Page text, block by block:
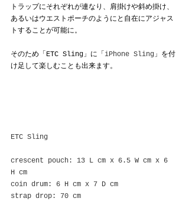
トラップにそれぞれが連なり、肩掛けや斜め掛け、
あるいはウエストポーチのようにと自在にアジャス
トすることが可能に。
そのため「ETC Sling」に「 iPhone Sling」を付
け足して楽しむことも出来ます。
ETC Sling
crescent pouch: 13 L cm x 6.5 W cm x 6
H cm
coin drum: 6 H cm x 7 D cm
strap drop: 70 cm